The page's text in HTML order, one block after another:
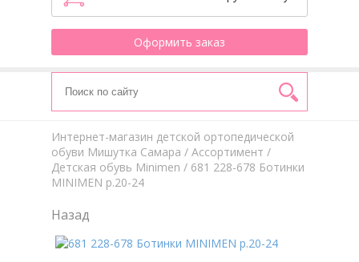
Оформить заказ
Интернет-магазин детской ортопедической
обуви Мишутка Самара / Aссортимент /
Детская обувь Minimen / 681 228-678 Ботинки
MINIMEN р.20-24
Назад